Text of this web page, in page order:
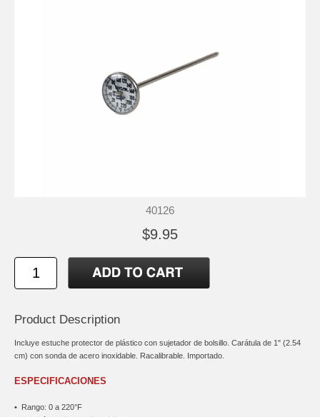
40126
$9.95
Product Description
Incluye estuche protector de plástico con sujetador de bolsillo. Carátula de 1" (2.54
cm) con sonda de acero inoxidable. Racalibrable. Importado.
ESPECIFICACIONES
• Rango: 0 a 220°F